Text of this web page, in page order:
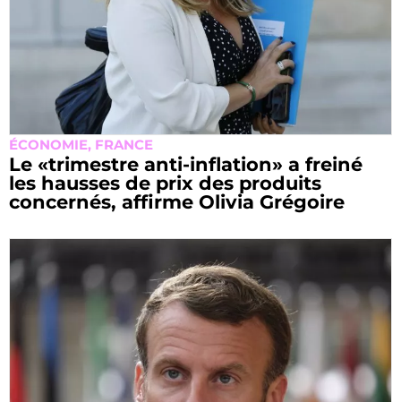
ÉCONOMIE, FRANCE
Le «trimestre anti-inflation» a freiné
les hausses de prix des produits
concernés, affirme Olivia Grégoire